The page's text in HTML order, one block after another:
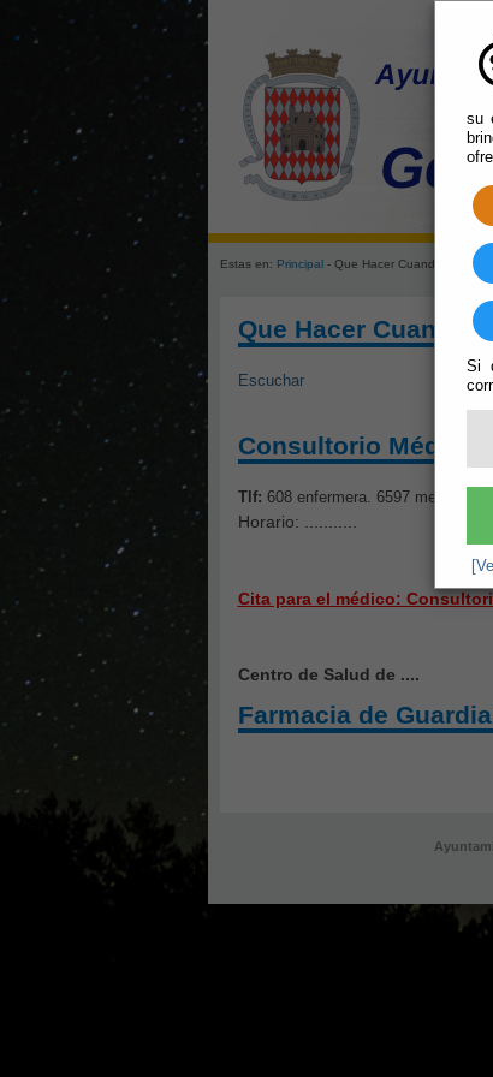
su
Si
Estas en: Principal- Que Hacer Cuando: Ir al
Que Hacer Cuando:
Escuchar
Consultorio Médico
Tlf: 608 enfermera. 6597 medico
Horario: ...........
Cita para el médico:
Centro de Salud de ....
Farmacia de